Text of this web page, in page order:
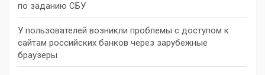
по заданию СБУ
У пользователей возникли проблемы с доступом к
сайтам российских банков через зарубежные
браузеры